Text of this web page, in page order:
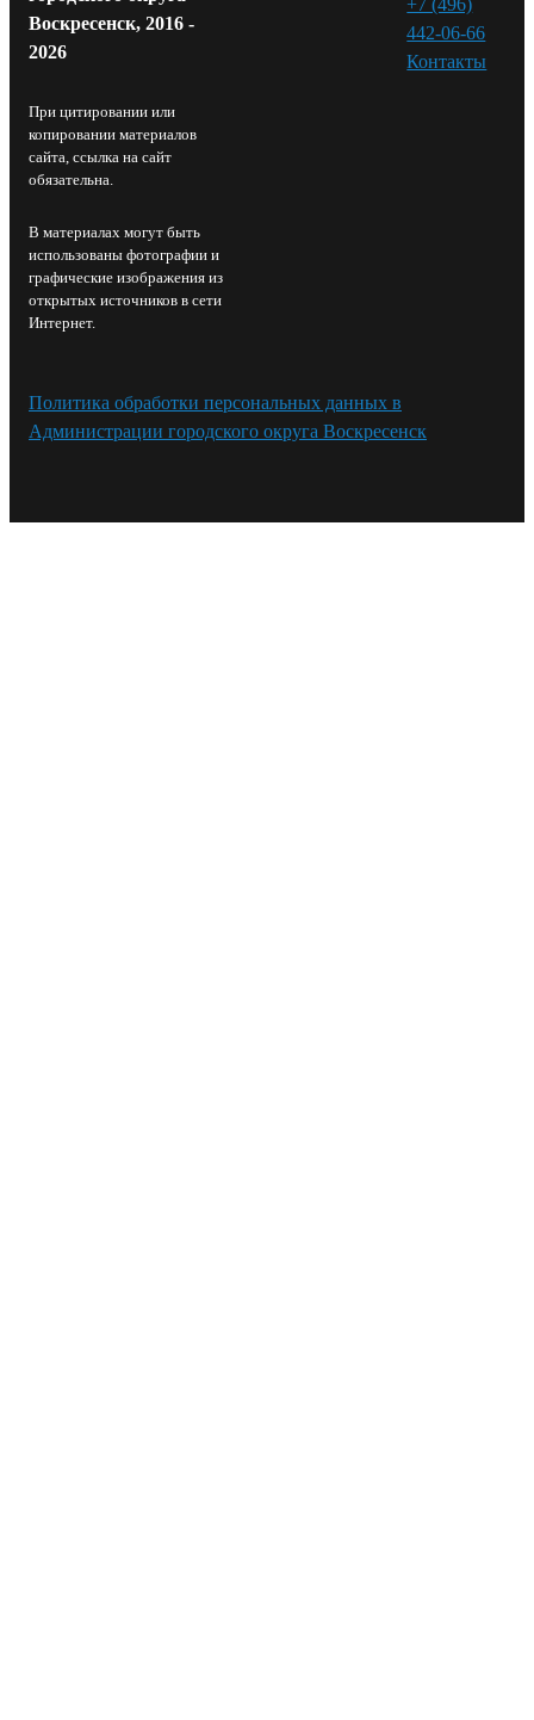
Воскресенск, 2016 -
2026
При цитировании или
копировании материалов
сайта, ссылка на сайт
обязательна.
В материалах могут быть
использованы фотографии и
графические изображения из
открытых источников в сети
Интернет.
442-06-66
Контакты⁠
Политика обработки персональных данных в
Администрации городского округа Воскресенск